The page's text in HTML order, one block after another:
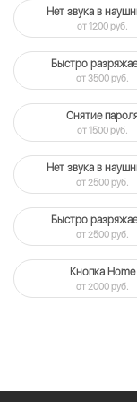
Нет звука в
от 1200 руб.
Быстро
от 3500 руб.
Снятие
от 1500 руб.
Нет звука в
от 2500 руб.
Быстро
от 2500 руб.
Кнопка Home
от 2000 руб.